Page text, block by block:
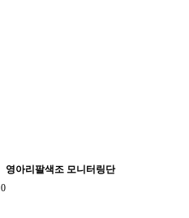
영아리팔색조 모니터링단
0